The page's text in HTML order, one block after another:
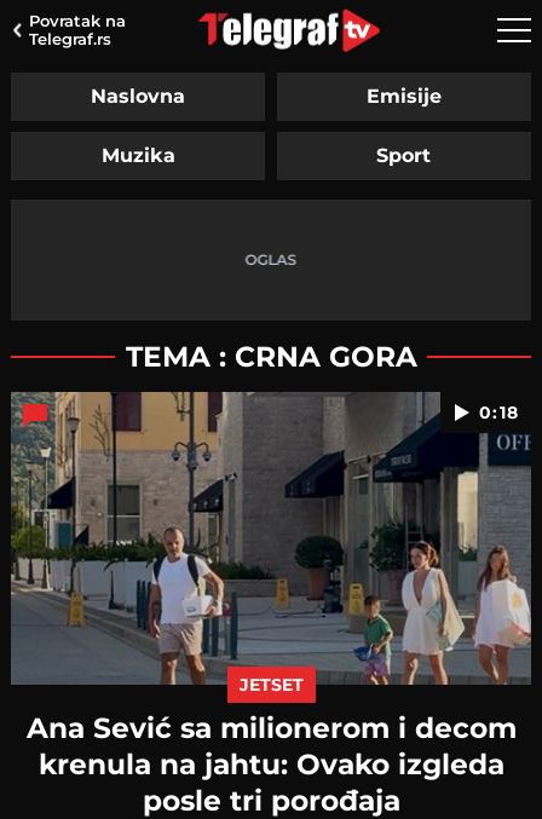
Povratak na
Telegraf.rs
Naslovna Emisije
Muzika Sport
TEMA : CRNA GORA
0:18
JETSET
Ana Sević sa milionerom i decom
krenula na jahtu: Ovako izgleda
posle tri porođaja